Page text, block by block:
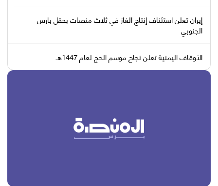
إيران تعلن استئناف إنتاج الغاز في ثلاث منصات بحقل بارس
الجنوبي
الأوقاف اليمنية تعلن نجاح موسم الحج لعام 1447هـ